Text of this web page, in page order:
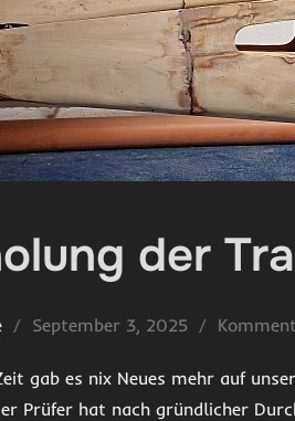
der
Veröffentlicht
September 3, 2025
gab es nix Neues mehr auf
Prüfer hat nach gründlicher